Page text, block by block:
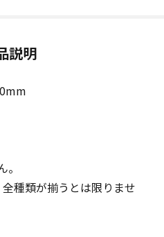
説明
種類が揃うとは限りませ